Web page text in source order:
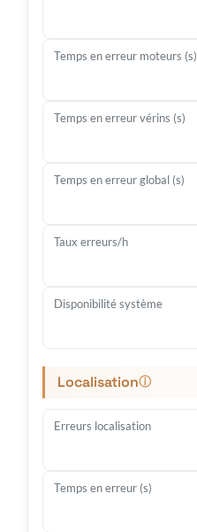
Temps en erreur moteurs (s)
Temps en erreur vérins (s)
Temps en erreur global (s)
Taux erreurs/h
Disponibilité système
Localisationⓘ
Erreurs localisation
Temps en erreur (s)